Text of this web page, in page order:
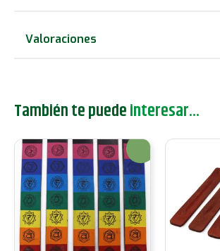
-
Sol
cantidad
Valoraciones
También te puedeinteresar...
¡Oferta!